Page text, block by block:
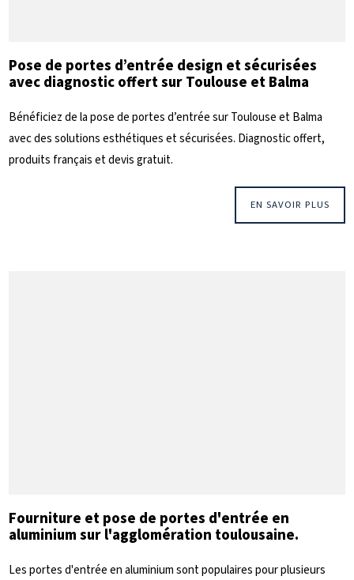
Pose de portes d’entrée design et sécurisées
avec diagnostic offert sur Toulouse et Balma
Bénéficiez de la pose de portes d’entrée sur Toulouse et Balma
avec des solutions esthétiques et sécurisées. Diagnostic offert,
produits français et devis gratuit.
EN SAVOIR PLUS
Fourniture et pose de portes d'entrée en
aluminium sur l'agglomération toulousaine.
Les portes d'entrée en aluminium sont populaires pour plusieurs